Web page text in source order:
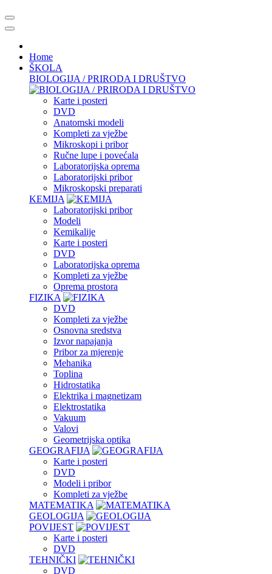
Home
ŠKOLA
BIOLOGIJA / PRIRODA I DRUŠTVO
Karte i posteri
DVD
Anatomski modeli
Kompleti za vježbe
Mikroskopi i pribor
Ručne lupe i povećala
Laboratorijska oprema
Laboratorijski pribor
Mikroskopski preparati
KEMIJA
Laboratorijski pribor
Modeli
Kemikalije
Karte i posteri
DVD
Laboratorijska oprema
Kompleti za vježbe
Oprema prostora
FIZIKA
DVD
Kompleti za vježbe
Osnovna sredstva
Izvor napajanja
Pribor za mjerenje
Mehanika
Toplina
Hidrostatika
Elektrika i magnetizam
Elektrostatika
Vakuum
Valovi
Geometrijska optika
GEOGRAFIJA
Karte i posteri
DVD
Modeli i pribor
Kompleti za vježbe
MATEMATIKA
GEOLOGIJA
POVIJEST
Karte i posteri
DVD
TEHNIČKI
DVD